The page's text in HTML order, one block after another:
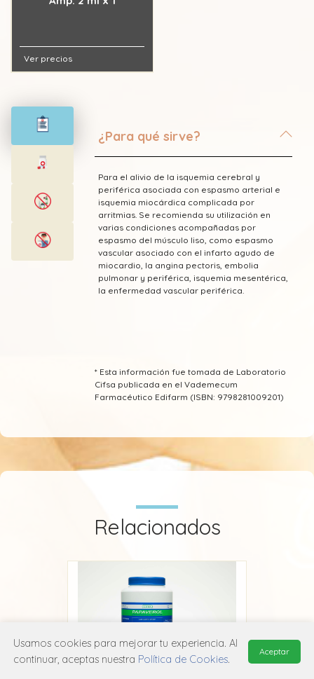
Ver precios
¿Para qué sirve?
Para el alivio de la isquemia cerebral y
periférica asociada con espasmo arterial e
isquemia miocárdica complicada por
arritmias. Se recomienda su utilización en
varias condiciones acompañadas por
espasmo del músculo liso, como espasmo
vascular asociado con el infarto agudo de
miocardio, la angina pectoris, embolia
pulmonar y periférica, isquemia mesentérica,
la enfermedad vascular periférica.
* Esta información fue tomada de Laboratorio
Cifsa publicada en el Vademecum
Farmacéutico Edifarm (ISBN: 9798281009201)
Relacionados
Usamos cookies para mejorar tu experiencia. Al
continuar, aceptas nuestra Política de Cookies.
Aceptar